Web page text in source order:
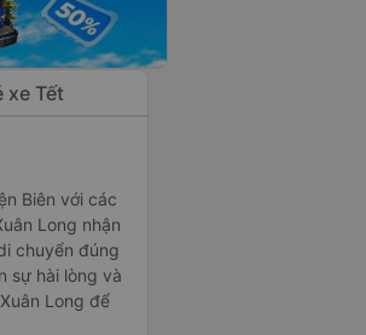
xe Tết
Biên với các
Long nhận
chuyển đúng
sự hài lòng và
Long để